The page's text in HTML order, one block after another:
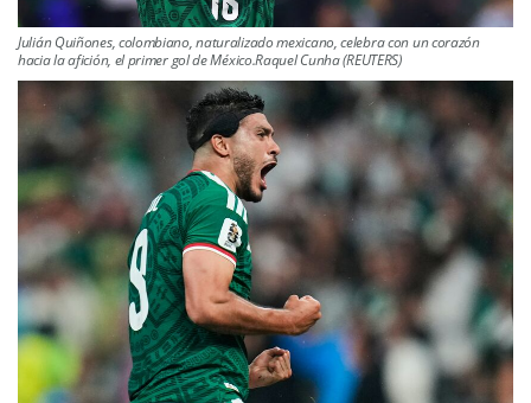
Julián Quiñones, colombiano, naturalizado mexicano, celebra con un corazón
hacia la afición, el primer gol de México.Raquel Cunha (REUTERS)